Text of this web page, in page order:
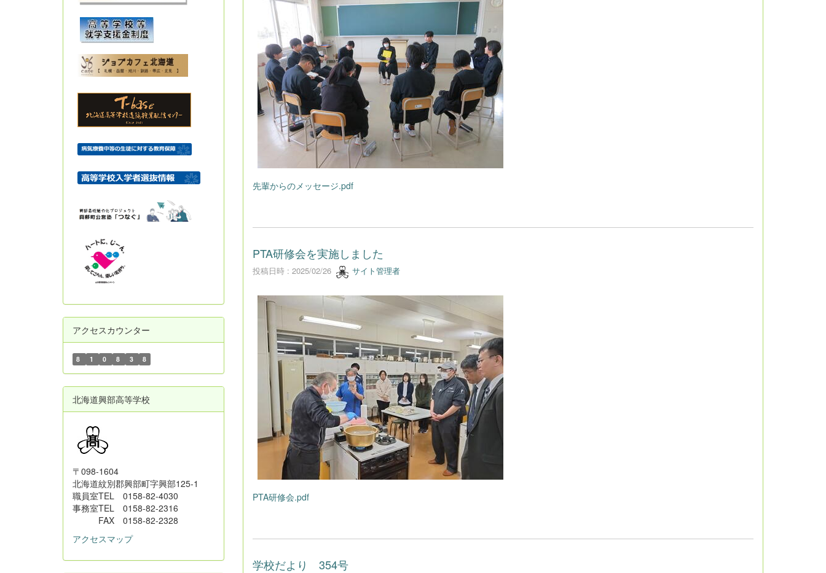
先輩からのメッセージ.pdf
PTA研修会を実施しました
投稿日時 : 2025/02/26 サイト管理者
PTA研修会.pdf
学校だより 354号
アクセスカウンター
8 1 0 8 3 8
北海道興部高等学校
〒098-1604
北海道紋別郡興部町字興部125-1
職員室TEL 0158-82-4030
事務室TEL 0158-82-2316
FAX 0158-82-2328
アクセスマップ